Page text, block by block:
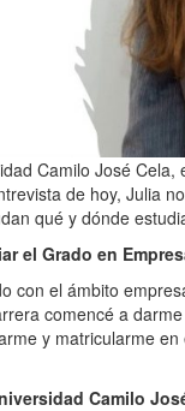
Camilo José
de hoy, Julia
qué y dónde
el Grado en
con el ámbito
comencé a
y matricularme
Camilo